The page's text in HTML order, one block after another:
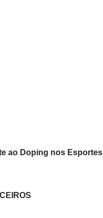
ao Doping nos Esportes